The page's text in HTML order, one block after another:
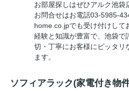
お部屋探しはぜひアルク池袋
お問合せはお電話03-5985-
home.co.jpでも受け付けして
経験と知識が豊富で、池袋で
切・丁寧にお客様にピッタリ
ます。
ソフィアラック(家電付き物